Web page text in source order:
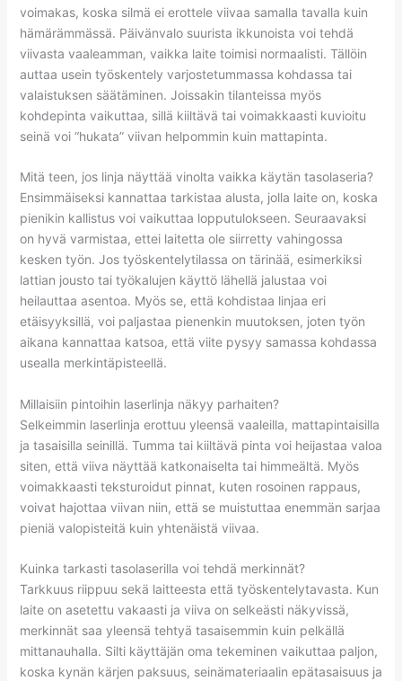
voimakas, koska silmä ei erottele viivaa samalla tavalla kuin
hämärämmässä. Päivänvalo suurista ikkunoista voi tehdä
viivasta vaaleamman, vaikka laite toimisi normaalisti. Tällöin
auttaa usein työskentely varjostetummassa kohdassa tai
valaistuksen säätäminen. Joissakin tilanteissa myös
kohdepinta vaikuttaa, sillä kiiltävä tai voimakkaasti kuvioitu
seinä voi “hukata” viivan helpommin kuin mattapinta.
Mitä teen, jos linja näyttää vinolta vaikka käytän tasolaseria?
Ensimmäiseksi kannattaa tarkistaa alusta, jolla laite on, koska
pienikin kallistus voi vaikuttaa lopputulokseen. Seuraavaksi
on hyvä varmistaa, ettei laitetta ole siirretty vahingossa
kesken työn. Jos työskentelytilassa on tärinää, esimerkiksi
lattian jousto tai työkalujen käyttö lähellä jalustaa voi
heilauttaa asentoa. Myös se, että kohdistaa linjaa eri
etäisyyksillä, voi paljastaa pienenkin muutoksen, joten työn
aikana kannattaa katsoa, että viite pysyy samassa kohdassa
usealla merkintäpisteellä.
Millaisiin pintoihin laserlinja näkyy parhaiten?
Selkeimmin laserlinja erottuu yleensä vaaleilla, mattapintaisilla
ja tasaisilla seinillä. Tumma tai kiiltävä pinta voi heijastaa valoa
siten, että viiva näyttää katkonaiselta tai himmeältä. Myös
voimakkaasti teksturoidut pinnat, kuten rosoinen rappaus,
voivat hajottaa viivan niin, että se muistuttaa enemmän sarjaa
pieniä valopisteitä kuin yhtenäistä viivaa.
Kuinka tarkasti tasolaserilla voi tehdä merkinnät?
Tarkkuus riippuu sekä laitteesta että työskentelytavasta. Kun
laite on asetettu vakaasti ja viiva on selkeästi näkyvissä,
merkinnät saa yleensä tehtyä tasaisemmin kuin pelkällä
mittanauhalla. Silti käyttäjän oma tekeminen vaikuttaa paljon,
koska kynän kärjen paksuus, seinämateriaalin epätasaisuus ja